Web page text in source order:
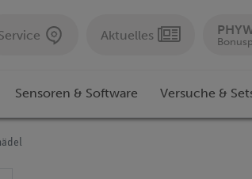
Aktuelles
Sensoren & Software Versuche &